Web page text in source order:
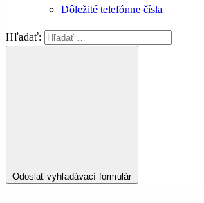
Dôležité telefónne čísla
Hľadať:
Odoslať vyhľadávací formulár